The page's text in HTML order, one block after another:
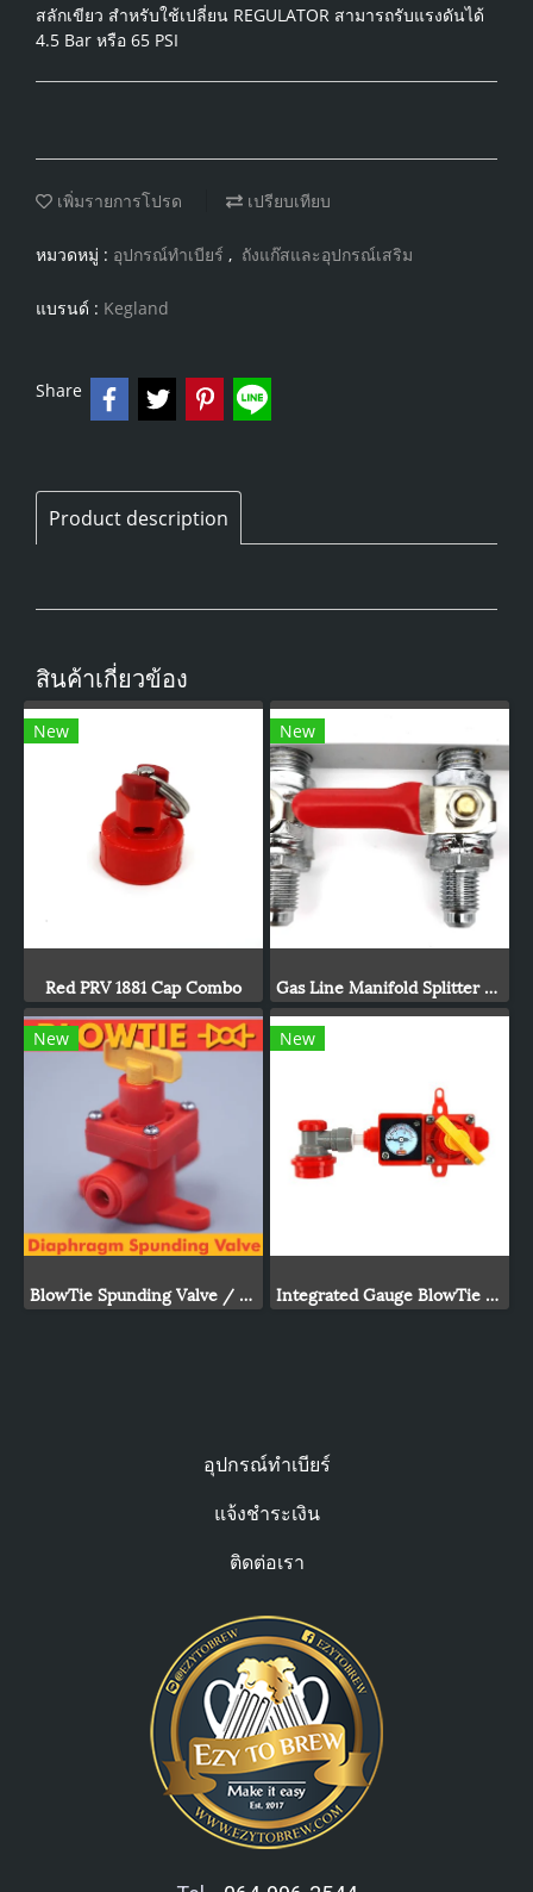
สลักเขียว สำหรับใช้เปลี่ยน REGULATOR สามารถรับแรงดันได้
4.5 Bar หรือ 65 PSI
เพิ่มรายการโปรด เปรียบเทียบ
หมวดหมู่ : อุปกรณ์ทำเบียร์ , ถังแก๊สและอุปกรณ์เสริม
แบรนด์ : Kegland
Share
Product description
สินค้าเกี่ยวข้อง
New
Red PRV 1881 Cap Combo
New
Gas Line Manifold Splitter 3 ways (MFL Thread)
New
BlowTie Spunding Valve / Adjustable Pressure Relief Valve
New
Integrated Gauge BlowTie Spunding Valve Kit (0-15psi)
อุปกรณ์ทำเบียร์
แจ้งชำระเงิน
ติดต่อเรา